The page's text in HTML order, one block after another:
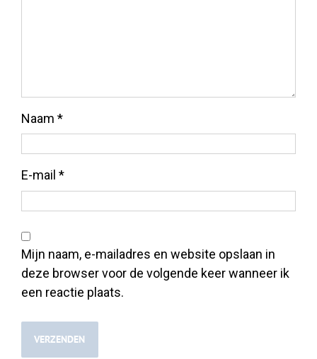
Naam *
E-mail *
Mijn naam, e-mailadres en website opslaan in
deze browser voor de volgende keer wanneer ik
een reactie plaats.